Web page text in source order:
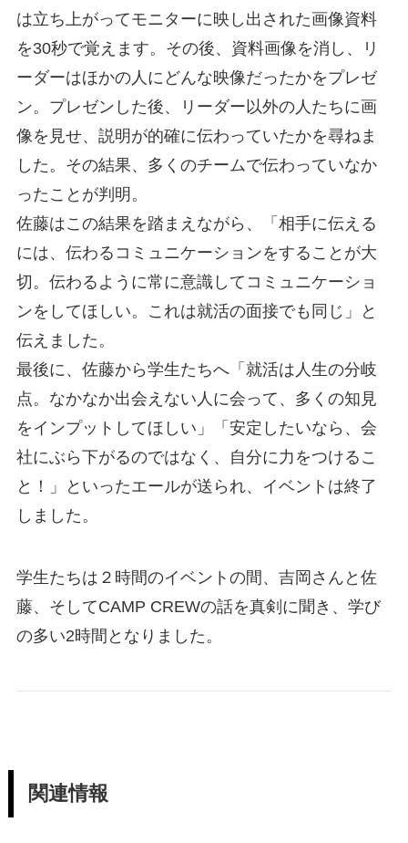
は立ち上がってモニターに映し出された画像資料
を30秒で覚えます。その後、資料画像を消し、リ
ーダーはほかの人にどんな映像だったかをプレゼ
ン。プレゼンした後、リーダー以外の人たちに画
像を見せ、説明が的確に伝わっていたかを尋ねま
した。その結果、多くのチームで伝わっていなか
ったことが判明。
佐藤はこの結果を踏まえながら、「相手に伝える
には、伝わるコミュニケーションをすることが大
切。伝わるように常に意識してコミュニケーショ
ンをしてほしい。これは就活の面接でも同じ」と
伝えました。
最後に、佐藤から学生たちへ「就活は人生の分岐
点。なかなか出会えない人に会って、多くの知見
をインプットしてほしい」「安定したいなら、会
社にぶら下がるのではなく、自分に力をつけるこ
と！」といったエールが送られ、イベントは終了
しました。
学生たちは２時間のイベントの間、吉岡さんと佐
藤、そしてCAMP CREWの話を真剣に聞き、学び
の多い2時間となりました。
関連情報